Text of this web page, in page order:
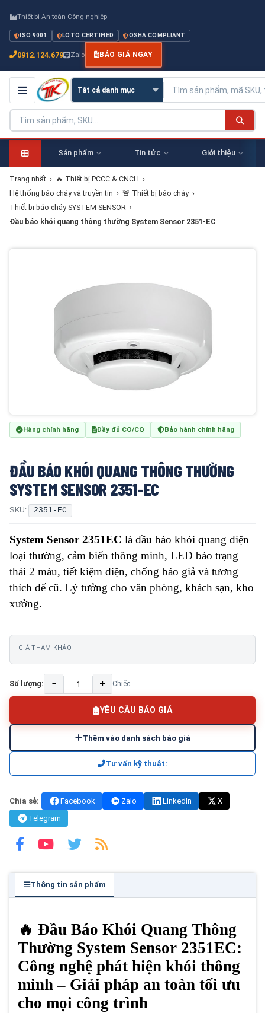
Thiết bị An toàn Công nghiệp
ISO 9001 LOTO CERTIFIED OSHA COMPLIANT
0912.124.679 Zalo BÁO GIÁ NGAY
Sản phẩm Tin tức Giới thiệu
Trang nhất › 🔥 Thiết bị PCCC & CNCH ›
Hệ thống báo cháy và truyền tin › 🚨 Thiết bị báo cháy ›
Thiết bị báo cháy SYSTEM SENSOR ›
Đầu báo khói quang thông thường System Sensor 2351-EC
Hàng chính hãng Đầy đủ CO/CQ Bảo hành chính hãng
ĐẦU BÁO KHÓI QUANG THÔNG THƯỜNG
SYSTEM SENSOR 2351-EC
SKU: 2351-EC
System Sensor 2351EC là đầu báo khói quang điện
loại thường, cảm biến thông minh, LED báo trạng
thái 2 màu, tiết kiệm điện, chống báo giả và tương
thích đế cũ. Lý tưởng cho văn phòng, khách sạn, kho
xưởng.
GIÁ THAM KHẢO
Số lượng: − + Chiếc
YÊU CẦU BÁO GIÁ
Thêm vào danh sách báo giá
Tư vấn kỹ thuật:
Chia sẻ: Facebook Zalo LinkedIn
X
Telegram
Thông tin sản phẩm
🔥 Đầu Báo Khói Quang Thông
Thường System Sensor 2351EC:
Công nghệ phát hiện khói thông
minh – Giải pháp an toàn tối ưu
cho mọi công trình